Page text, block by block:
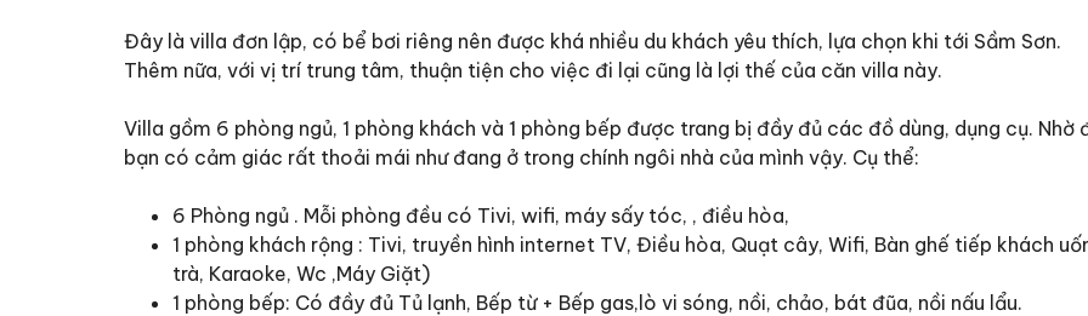
Đây là villa đơn lập, có bể bơi riêng nên được khá nhiều du khách yêu thích, lựa chọn khi tới Sầm Sơn.
Thêm nữa, với vị trí trung tâm, thuận tiện cho việc đi lại cũng là lợi thế của căn villa này.
Villa gồm 6 phòng ngủ, 1 phòng khách và 1 phòng bếp được trang bị đầy đủ các đồ dùng, dụng cụ. Nhờ
bạn có cảm giác rất thoải mái như đang ở trong chính ngôi nhà của mình vậy. Cụ thể:
6 Phòng ngủ . Mỗi phòng đều có Tivi, wifi, máy sấy tóc, , điều hòa,
1 phòng khách rộng : Tivi, truyền hình internet TV, Điều hòa, Quạt cây, Wifi, Bàn ghế tiếp khách
trà, Karaoke, Wc ,Máy Giặt)
1 phòng bếp: Có đầy đủ Tủ lạnh, Bếp từ + Bếp gas,lò vi sóng, nồi, chảo, bát đũa, nồi nấu lẩu.